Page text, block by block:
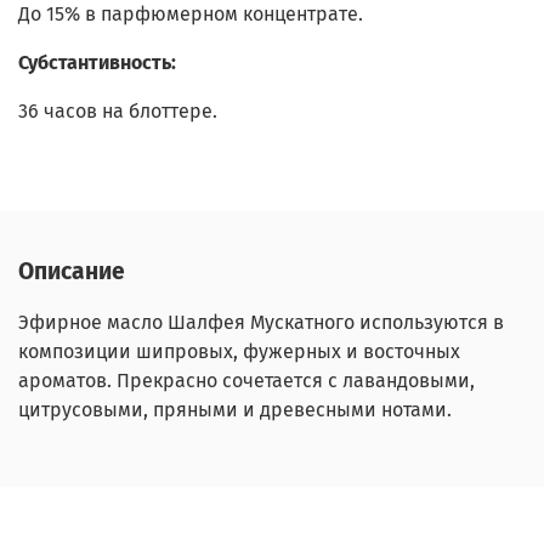
До 15% в парфюмерном концентрате.
Субстантивность:
36 часов на блоттере.
Описание
Эфирное масло Шалфея Мускатного используются в
композиции шипровых, фужерных и восточных
ароматов. Прекрасно сочетается с лавандовыми,
цитрусовыми, пряными и древесными нотами.